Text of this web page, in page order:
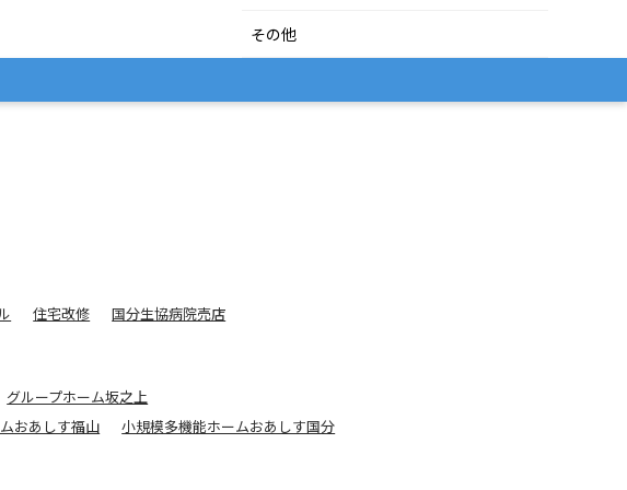
その他
住宅改修 国分生協病院売店
グループホーム坂之上
おあしす福山
小規模多機能ホームおあしす国分